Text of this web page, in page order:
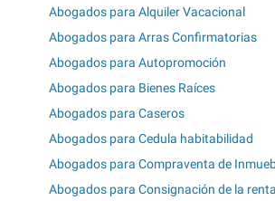
Abogados para Alquiler Vacacional
Abogados para Arras Confirmatorias
Abogados para Autopromoción
Abogados para Bienes Raíces
Abogados para Caseros
Abogados para Cedula habitabilidad
Abogados para Compraventa de
Abogados para Consignación de la renta